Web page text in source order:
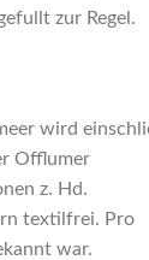
zur Regel.
wird
Offlumer
z. Hd.
textilfrei. Pro
war.